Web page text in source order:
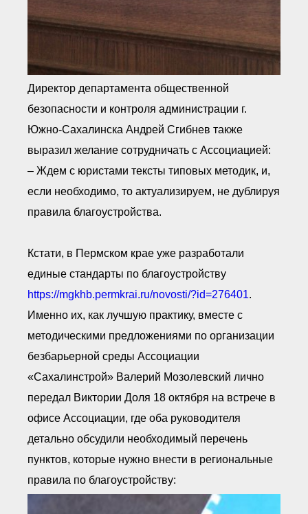
Директор департамента общественной
безопасности и контроля администрации г.
Южно-Сахалинска Андрей Сгибнев также
выразил желание сотрудничать с Ассоциацией:
– Ждем с юристами тексты типовых методик, и,
если необходимо, то актуализируем, не дублируя
правила благоустройства.
Кстати, в Пермском крае уже разработали
единые стандарты по благоустройству
https://mgkhb.permkrai.ru/novosti/?id=276401.
Именно их, как лучшую практику, вместе с
методическими предложениями по организации
безбарьерной среды Ассоциации
«Сахалинстрой» Валерий Мозолевский лично
передал Виктории Доля 18 октября на встрече в
офисе Ассоциации, где оба руководителя
детально обсудили необходимый перечень
пунктов, которые нужно внести в региональные
правила по благоустройству: